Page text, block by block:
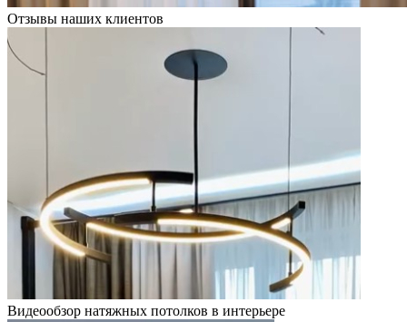
Отзывы наших клиентов
Видеообзор натяжных потолков в интерьере